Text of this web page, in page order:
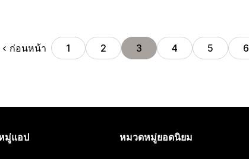
ก่อนหน้า 1 2 3 4 5 6
มู่แอป หมวดหมู่ยอดนิยม